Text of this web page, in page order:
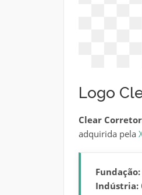
Logo
Clear
adquirida pela
Fundação:
Indústria: